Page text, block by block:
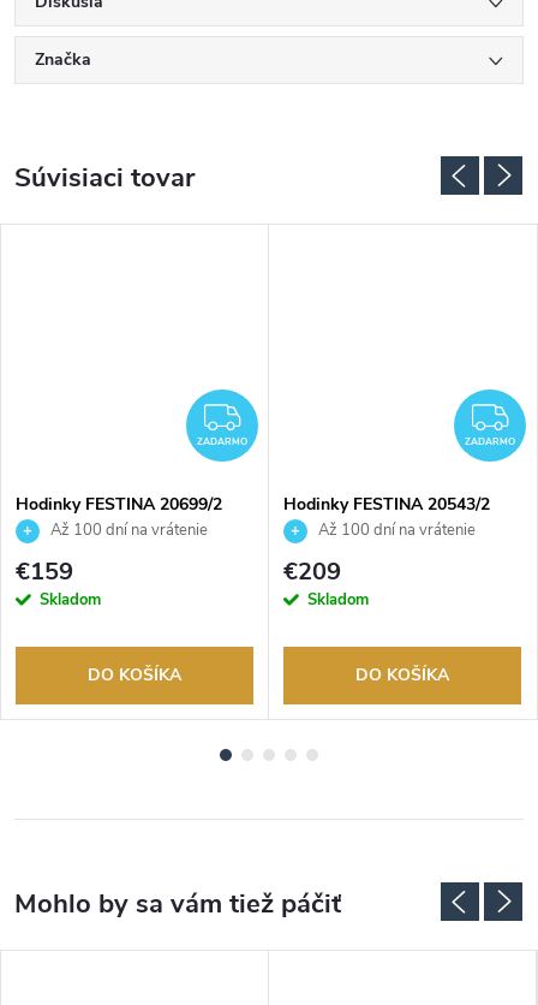
Značka
Súvisiaci tovar
ZADARMO
ZADARMO
Hodinky FESTINA 20699/2
Až 100 dní na vrátenie
tovaru. Autorizovaný predajca.
€159
Skladom
DO KOŠÍKA
ZADARMO
Hodinky FESTINA 20543/2
Až 100 dní na vrátenie
tovaru. Autorizovaný predajca.
€209
Skladom
DO KOŠÍKA